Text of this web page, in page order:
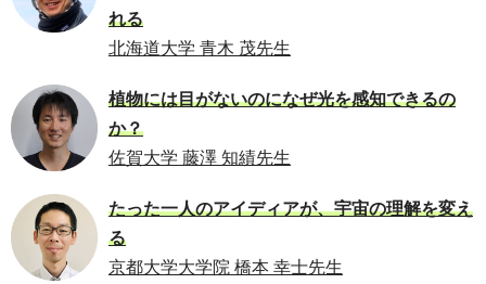
れる
北海道大学 青木 茂先生
植物には目がないのになぜ光を感知できるの
か？
佐賀大学 藤澤 知績先生
たった一人のアイディアが、宇宙の理解を変え
る
京都大学大学院 橋本 幸士先生